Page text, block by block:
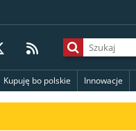
Kupuję bo polskie Innowacje